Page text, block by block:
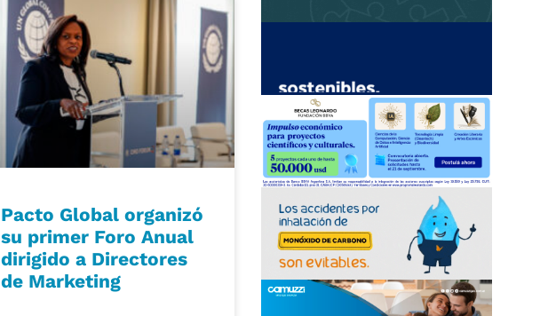
Pacto Global organizó
su primer Foro Anual
dirigido a Directores
de Marketing